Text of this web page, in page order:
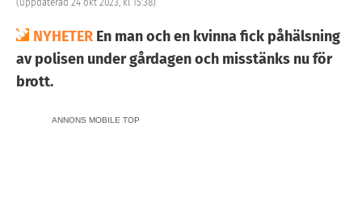
(uppdaterad 24 okt 2023, kl 15:38)
NYHETER En man och en kvinna fick påhälsning
av polisen under gårdagen och misstänks nu för
brott.
ANNONS MOBILE TOP